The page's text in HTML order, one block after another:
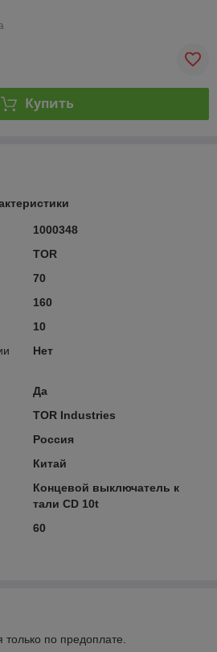
Купить
1000348
TOR
70
160
10
Нет
Да
TOR Industries
Россия
Китай
Концевой выключатель к
тали CD 10t
60
только по предоплате.